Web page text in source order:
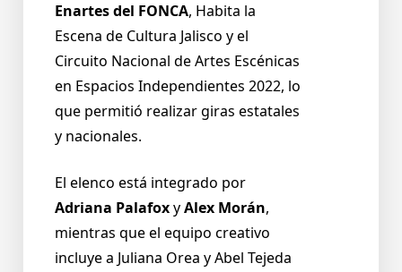
Enartes del FONCA, Habita la
Escena de Cultura Jalisco y el
Circuito Nacional de Artes Escénicas
en Espacios Independientes 2022, lo
que permitió realizar giras estatales
y nacionales.
El elenco está integrado por
Adriana PalafoxyAlex Morán,
mientras que el equipo creativo
incluye a Juliana Orea y Abel Tejeda